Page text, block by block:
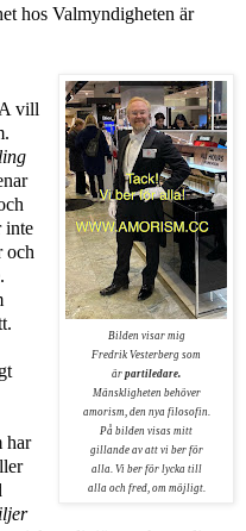
hos Valmyndigheten är
Bilden visar mig
Fredrik Vesterberg som
är partiledare.
Mänskligheten behöver
amorism, den nya filosofin.
På bilden visas mitt
gillande av att vi ber för
alla. Vi ber för lycka till
alla och fred, om möjligt.
vill
inte
och
har